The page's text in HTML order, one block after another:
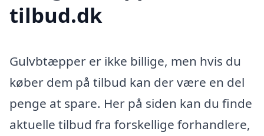
tilbud.dk
Gulvbtæpper er ikke billige, men hvis du
køber dem på tilbud kan der være en del
penge at spare. Her på siden kan du finde
aktuelle tilbud fra forskellige forhandlere,